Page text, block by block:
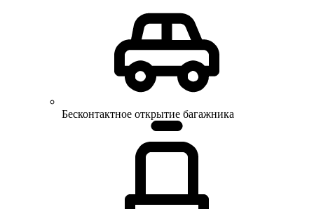
Бесконтактное открытие багажника